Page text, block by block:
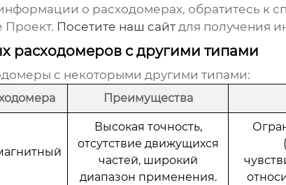
о расходомерах, обратитесь к
Проект. Посетите наш сайтдля получения
расходомеров с другими типами
с некоторыми другими типами:
Преимущества
Высокая точность,
отсутствие движущихся
частей, широкий
диапазон применения.